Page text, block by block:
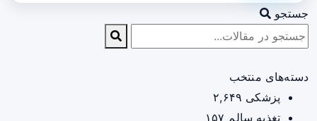
جستجو
دسته‌های منتخب
پزشکی ۲,۶۴۹
تغذیه سالم ۱۵۷